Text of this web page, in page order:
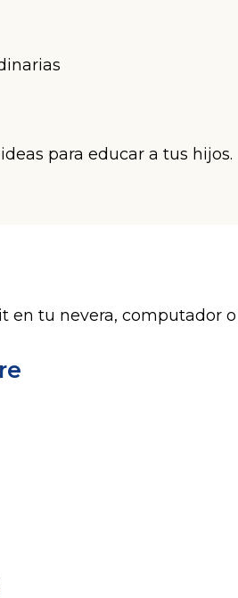
para educar a tus hijos.
tu nevera, computador